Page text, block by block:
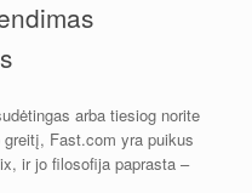
arba tiesiog norite
Fast.com yra puikus
ir jo filosofija paprasta –